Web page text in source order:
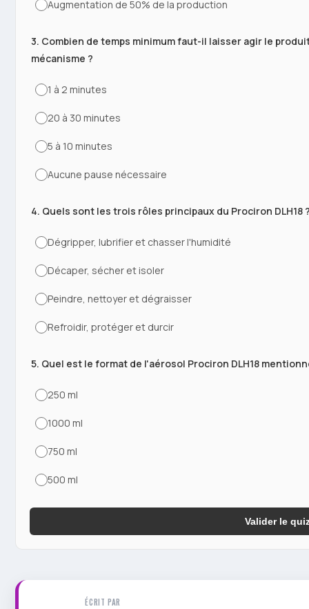
Augmentation de 50% de la production
3. Combien de temps minimum faut-il laisser agir le
mécanisme ?
1 à 2 minutes
20 à 30 minutes
5 à 10 minutes
Aucune pause nécessaire
4. Quels sont les trois rôles principaux du Prociron DLH18
Dégripper, lubrifier et chasser l'humidité
Décaper, sécher et isoler
Peindre, nettoyer et dégraisser
Refroidir, protéger et durcir
5. Quel est le format de l'aérosol Prociron DLH18
250 ml
1000 ml
750 ml
500 ml
Valider le
ÉCRIT PAR